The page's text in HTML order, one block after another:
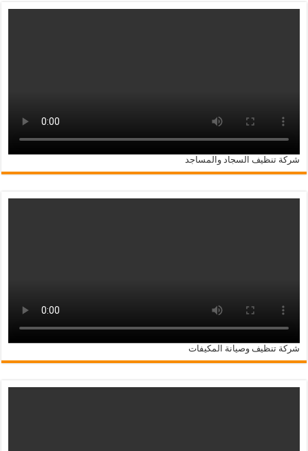
شركة تنظيف السجاد والمساجد
شركة تنظيف وصيانة المكيفات